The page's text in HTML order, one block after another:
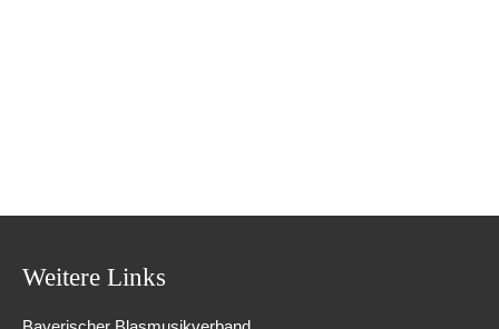
Weitere Links